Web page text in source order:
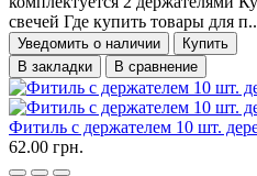
свечей Где купить товары для п..
Уведомить о наличии
Купить
В закладки
В сравнение
Фитиль с держателем 10 шт.
62.00 грн.